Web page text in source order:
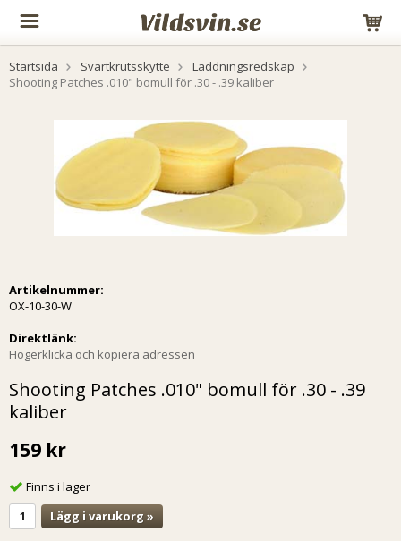
Startsida Svartkrutsskytte
Laddningsredskap
Shooting Patches .010" bomull för .30 - .39 kaliber
Artikelnummer:
OX-10-30-W
Direktlänk:
Högerklicka och kopiera adressen
Shooting Patches .010" bomull för .30 - .39
kaliber
159 kr
Finns i lager
Lägg i varukorg »